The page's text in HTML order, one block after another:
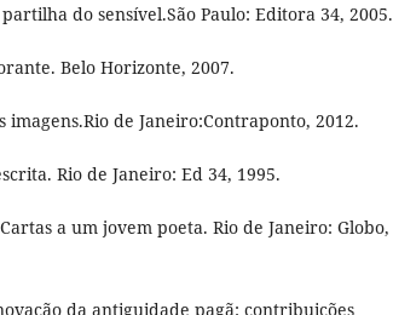
partilha do sensível.São Paulo: Editora 34, 2005.
Belo Horizonte, 2007.
imagens.Rio de Janeiro:Contraponto, 2012.
escrita. Rio de Janeiro: Ed 34, 1995.
a um jovem poeta. Rio de Janeiro: Globo,
da antiguidade pagã: contribuições